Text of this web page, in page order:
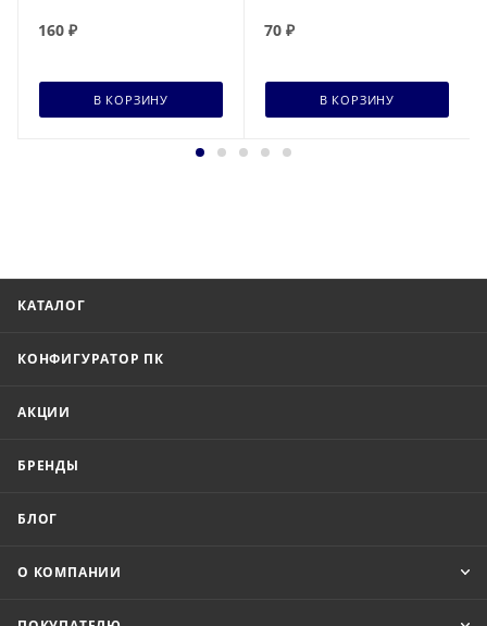
упаковка, STAFF «Basic»
160 ₽
В КОРЗИНУ
70 ₽
В КОРЗИНУ
КАТАЛОГ
КОНФИГУРАТОР ПК
АКЦИИ
БРЕНДЫ
БЛОГ
О КОМПАНИИ